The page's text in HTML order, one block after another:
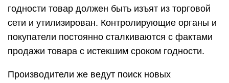
годности товар должен быть изъят из торговой
сети и утилизирован. Контролирующие органы и
покупатели постоянно сталкиваются с фактами
продажи товара с истекшим сроком годности.
Производители же ведут поиск новых